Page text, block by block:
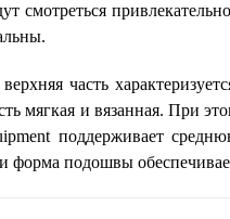
смотреться
часть
мягкая и вязанная. При
поддерживает
форма подошвы